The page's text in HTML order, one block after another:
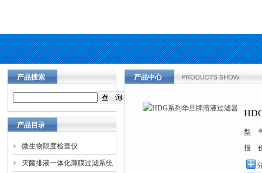
产品搜索
产品目录
微生物限度检查仪
灭菌排液一体化薄膜过滤系统
产品中心
型
报